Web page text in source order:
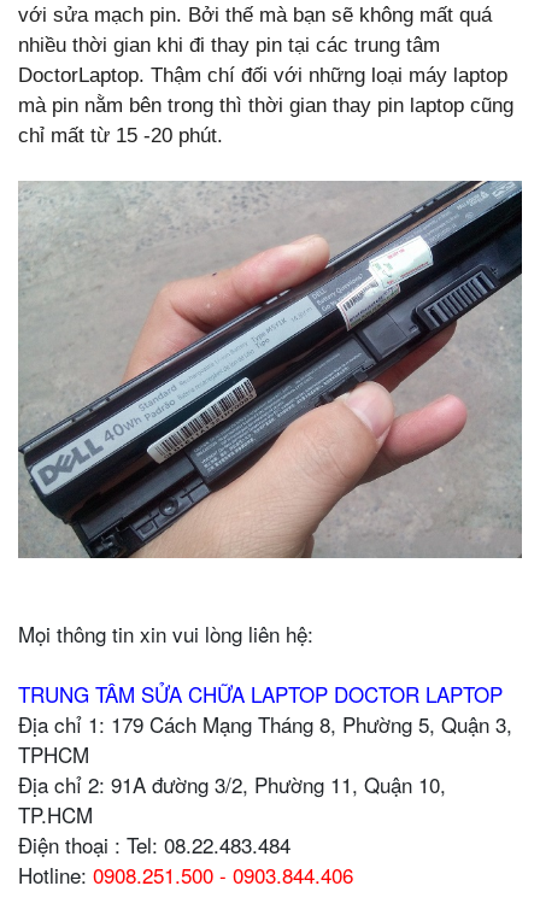
với sửa mạch pin. Bởi thế mà bạn sẽ không mất quá
nhiều thời gian khi đi thay pin tại các trung tâm
DoctorLaptop. Thậm chí đối với những loại máy laptop
mà pin nằm bên trong thì thời gian thay pin laptop cũng
chỉ mất từ 15 -20 phút.
Mọi thông tin xin vui lòng liên hệ:
TRUNG TÂM SỬA CHỮA LAPTOP DOCTOR LAPTOP
Địa chỉ 1: 179 Cách Mạng Tháng 8, Phường 5, Quận 3,
TPHCM
Địa chỉ 2: 91A đường 3/2, Phường 11, Quận 10,
TP.HCM
Điện thoại : Tel: 08.22.483.484
Hotline: 0908.251.500 - 0903.844.406